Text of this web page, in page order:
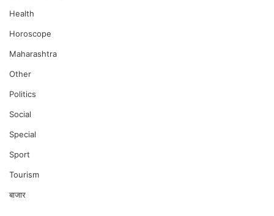
Health
Horoscope
Maharashtra
Other
Politics
Social
Special
Sport
Tourism
बाजार